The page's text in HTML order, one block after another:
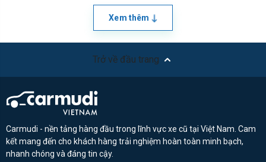
Xem thêm
Trở về đầu trang
Carmudi - nền tảng hàng đầu trong lĩnh vực xe cũ tại Việt Nam. Cam
kết mang đến cho khách hàng trải nghiệm hoàn toàn minh bạch,
nhanh chóng và đáng tin cậy.